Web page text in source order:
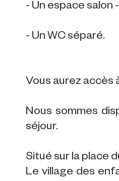
- Un espace salon
- Un WC séparé.
Vous aurez accès
Nous sommes
séjour.
Situé sur la place
Le village des